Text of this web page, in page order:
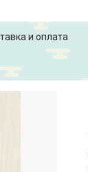
и оплата